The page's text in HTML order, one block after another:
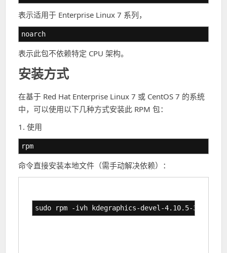
表示适用于 Enterprise Linux 7 系列，
noarch
表示此包不依赖特定 CPU 架构。
安装方式
在基于 Red Hat Enterprise Linux 7 或 CentOS 7 的系统
中，可以使用以下几种方式安装此 RPM 包：
1. 使用
rpm
命令直接安装本地文件（需手动解决依赖）：
sudo rpm -ivh kdegraphics-devel-4.10.5-